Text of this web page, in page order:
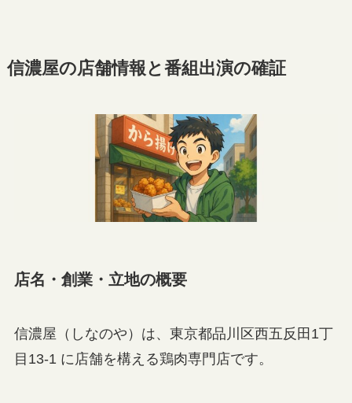
信濃屋の店舗情報と番組出演の確証
店名・創業・立地の概要
信濃屋（しなのや）は、東京都品川区西五反田1丁
目13‐1 に店舗を構える鶏肉専門店です。